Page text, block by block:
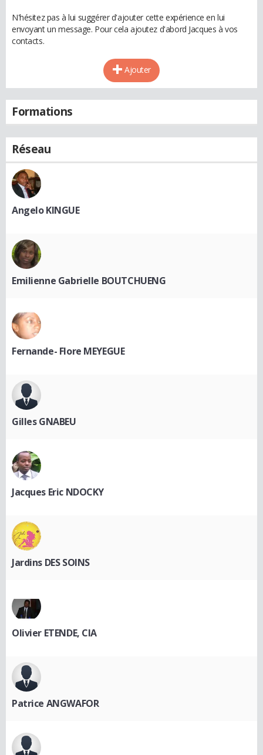
N'hésitez pas à lui suggérer d'ajouter cette expérience en lui
envoyant un message. Pour cela ajoutez d'abord Jacques à vos
contacts.
Ajouter
Formations
Réseau
Angelo KINGUE
Emilienne Gabrielle BOUTCHUENG
Fernande- Flore MEYEGUE
Gilles GNABEU
Jacques Eric NDOCKY
Jardins DES SOINS
Olivier ETENDE, CIA
Patrice ANGWAFOR